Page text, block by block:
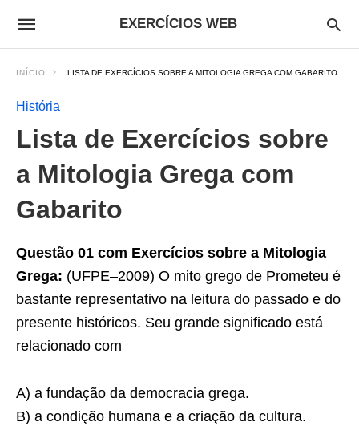
EXERCÍCIOS WEB
INÍCIO LISTA DE EXERCÍCIOS SOBRE A MITOLOGIA GREGA COM GABARITO
História
Lista de Exercícios sobre
a Mitologia Grega com
Gabarito
Questão 01 com Exercícios sobre a Mitologia
Grega: (UFPE–2009) O mito grego de Prometeu é
bastante representativo na leitura do passado e do
presente históricos. Seu grande significado está
relacionado com
A) a fundação da democracia grega.
B) a condição humana e a criação da cultura.